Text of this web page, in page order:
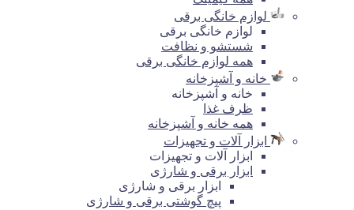
لوازم خانگی برقی
لوازم خانگی برقی
شستشو و نظافت
همه لوازم خانگی برقی
خانه و آشپزخانه
خانه و آشپزخانه
ظرف غذا
همه خانه و آشپزخانه
ابزار آلات و تجهیزات
ابزار آلات و تجهیزات
ابزار برقی و شارژی
ابزار برقی و شارژی
پیچ گوشتی برقی و شارژی